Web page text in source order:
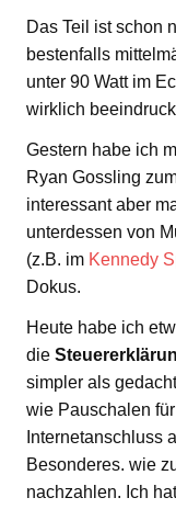
Das Teil ist schon
bestenfalls
unter 90 Watt im
wirklich
Gestern habe ich
Ryan Gossling
interessant aber
unterdessen von
(z.B. im Kennedy
Dokus.
Heute habe ich
die
simpler als
wie Pauschalen
Internetanschluss
Besonderes. wie
nachzahlen. Ich